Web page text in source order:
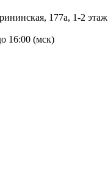
177а, ​1-2 этаж
16:00 (мск)